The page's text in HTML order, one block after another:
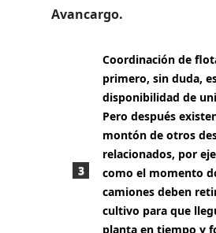
Avancargo.
Coordinación de
primero, sin duda,
disponibilidad de
Pero después
montón de otros
relacionados, por
como el momento
camiones deben
cultivo para que
planta en tiempo y